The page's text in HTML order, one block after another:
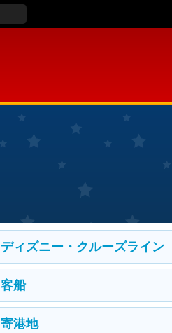
ディズニー・クルーズライン
客船
寄港地